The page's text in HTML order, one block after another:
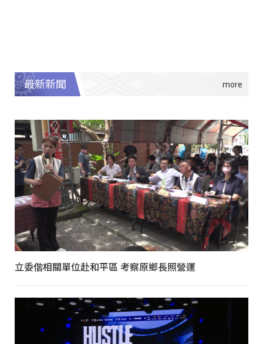
最新新聞
立委偕相關單位赴和平區 考察原鄉長照營運